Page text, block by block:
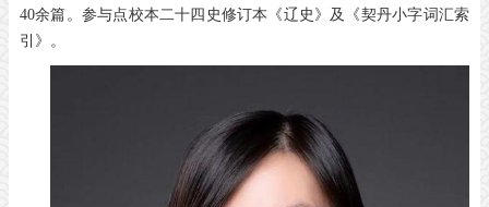
40余篇。参与点校本二十四史修订本《辽史》及《契丹小字词汇索
引》。